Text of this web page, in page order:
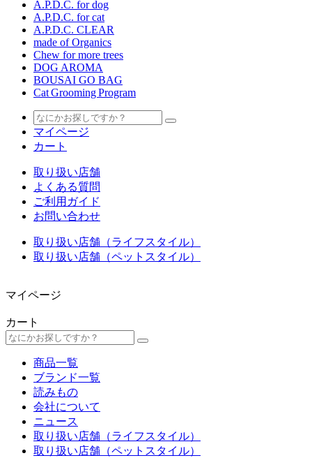
A.P.D.C. for dog
A.P.D.C. for cat
A.P.D.C. CLEAR
made of Organics
Chew for more trees
DOG AROMA
BOUSAI GO BAG
Cat Grooming Program
マイページ
カート
取り扱い店舗
よくある質問
ご利用ガイド
お問い合わせ
取り扱い店舗（ライフスタイル）
取り扱い店舗（ペットスタイル）
マイページ
カート
商品一覧
ブランド一覧
読みもの
会社について
ニュース
取り扱い店舗（ライフスタイル）
取り扱い店舗（ペットスタイル）